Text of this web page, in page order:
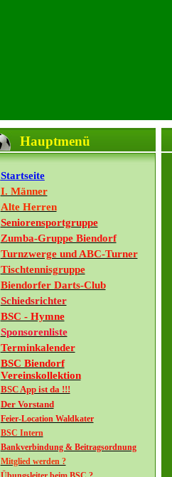
Hauptmenü
Startseite
I. Männer
Alte Herren
Seniorensportgruppe
Zumba-Gruppe Biendorf
Turnzwerge und ABC-Turner
Tischtennisgruppe
Biendorfer Darts-Club
Schiedsrichter
BSC - Hymne
Sponsorenliste
Terminkalender
BSC Biendorf
Vereinskollektion
BSC App ist da !!!
Der Vorstand
Feier-Location Waldkater
BSC Intern
Bankverbindung & Beitragsordnung
Mitglied werden ?